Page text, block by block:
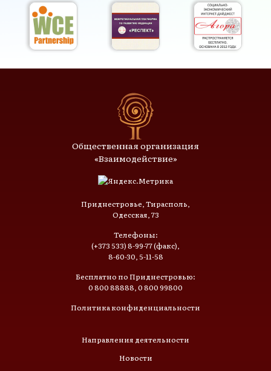
Общественная организация
«Взаимодействие»
Приднестровье, Тирасполь,
Одесская, 73
Телефоны:
(+373 533) 8-99-77 (факс),
8-60-30, 5-11-58
Бесплатно по Приднестровью:
0 800 88888, 0 800 99800
Политика конфиденциальности
Направления деятельности
Новости